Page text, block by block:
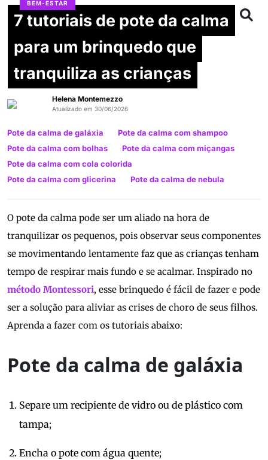
BEM-ESTAR
7 tutoriais de pote da calma
para um brinquedo que
tranquiliza as crianças
Helena Montemezzo
Atualizado em 30/06/2026
Pote da calma de galáxia
Pote da calma com shampoo
Pote da calma com bolhas
Pote da calma com miçangas
Pote da calma com cola colorida
Pote da calma com glicerina
Pote da calma de nebula
O pote da calma pode ser um aliado na hora de
tranquilizar os pequenos, pois observar seus componentes
se movimentando lentamente faz que as crianças tenham
tempo de respirar mais fundo e se acalmar. Inspirado no
método Montessori, esse brinquedo é fácil de fazer e pode
ser a solução para aliviar as crises de choro de seus filhos.
Aprenda a fazer com os tutoriais abaixo:
Pote da calma de galáxia
Separe um recipiente de vidro ou de plástico com
tampa;
Encha o pote com água quente;